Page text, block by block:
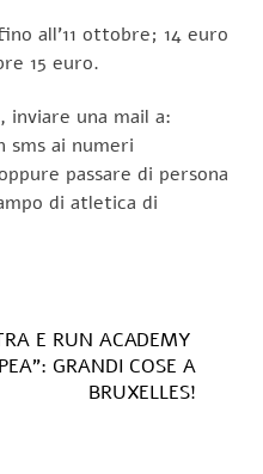
all’11 ottobre; 14 euro
15 euro.
inviare una mail a:
ai numeri
passare di persona
di atletica di
E RUN ACADEMY
GRANDI COSE A
BRUXELLES!